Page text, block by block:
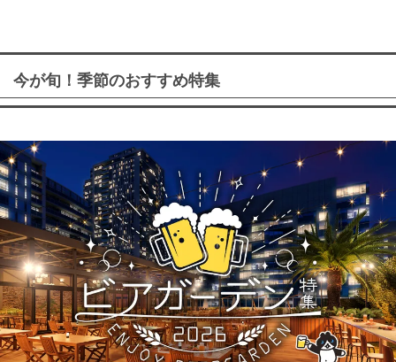
今が旬！季節のおすすめ特集